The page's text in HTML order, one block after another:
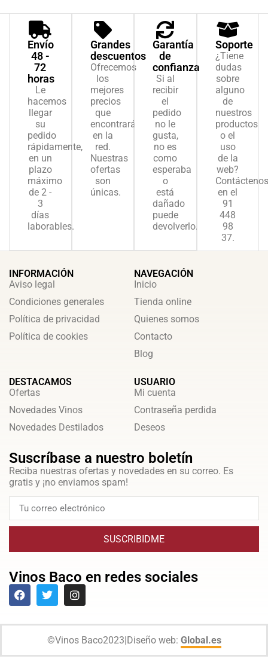
Envío
48 -
72
horas
Le
hacemos
llegar
su
pedido
rápidamente,
en un
plazo
máximo
de 2 -
3
días
laborables.
Grandes
descuentos
Ofrecemos
los
mejores
precios
que
encontrará
en la
red.
Nuestras
ofertas
son
únicas.
Garantía
de
confianza
Si al
recibir
el
pedido
no le
gusta,
no es
como
esperaba
o
está
dañado
puede
devolverlo.
Soporte
¿Tiene
dudas
sobre
alguno
de
nuestros
productos
o el
uso
de la
web?
Contáctenos
en el
91
448
98
37.
INFORMACIÓN
Aviso legal
Condiciones generales
Política de privacidad
Política de cookies
NAVEGACIÓN
Inicio
Tienda online
Quienes somos
Contacto
Blog
DESTACAMOS
Ofertas
Novedades Vinos
Novedades Destilados
USUARIO
Mi cuenta
Contraseña perdida
Deseos
Suscríbase a nuestro boletín
Reciba nuestras ofertas y novedades en su correo. Es
gratis y ¡no enviamos spam!
SUSCRIBIDME
Vinos Baco en redes sociales
©Vinos Baco2023 Diseño web: Global.es